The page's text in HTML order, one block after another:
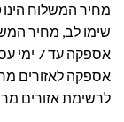
מחיר המשלוח הינו 250-400 שח וייקבע על פי אזור מגוריכם.
שימו לב, מחיר
אספקה עד 7 ימי עסקים.
אספקה לאזורים מרוחקים 10-
לרשימת אזורים